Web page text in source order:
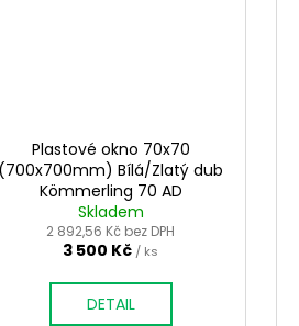
Plastové okno 70x70
(700x700mm) Bílá/Zlatý dub
Kömmerling 70 AD
Skladem
2 892,56 Kč bez DPH
3 500 Kč / ks
DETAIL